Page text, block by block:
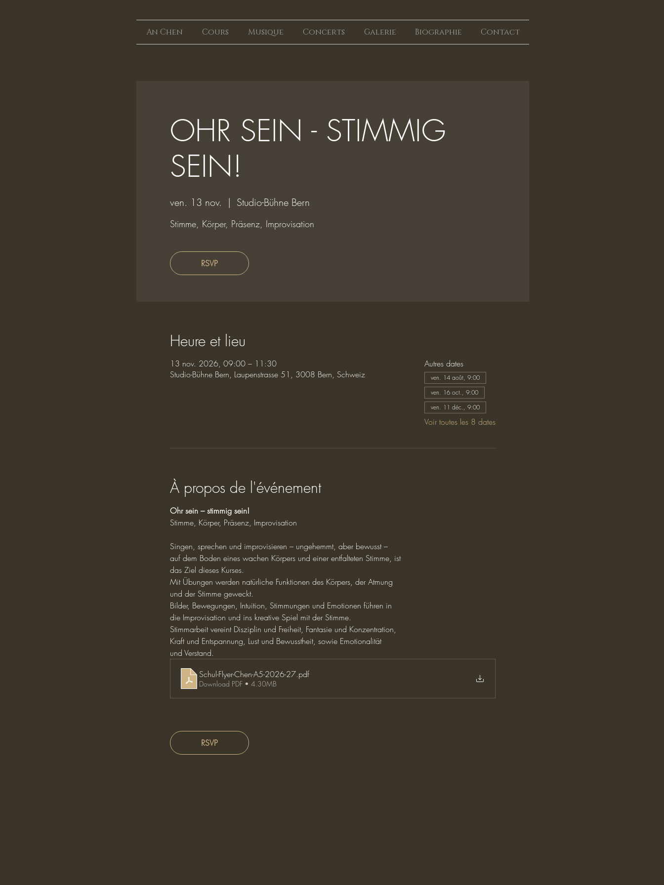
An Chen Cours Musique Concerts Galerie Biographie Contact
OHR SEIN - STIMMIG
SEIN!
ven. 13 nov.
  |
Studio-Bühne Bern
Stimme, Körper, Präsenz, Improvisation
RSVP
Heure et lieu
13 nov. 2026, 09:00 – 11:30
Studio-Bühne Bern, Laupenstrasse 51, 3008 Bern, Schweiz
Autres dates
ven. 14 août, 9:00
ven. 16 oct., 9:00
ven. 11 déc., 9:00
Voir toutes les 8 dates
À propos de l'événement
Ohr sein – stimmig sein!
Stimme, Körper, Präsenz, Improvisation
Singen, sprechen und improvisieren – ungehemmt, aber bewusst –
auf dem Boden eines wachen Körpers und einer entfalteten Stimme, ist
das Ziel dieses Kurses.
Mit Übungen werden natürliche Funktionen des Körpers, der Atmung
und der Stimme geweckt.
Bilder, Bewegungen, Intuition, Stimmungen und Emotionen führen in
die Improvisation und ins kreative Spiel mit der Stimme.
Stimmarbeit vereint Disziplin und Freiheit, Fantasie und Konzentration,
Kraft und Entspannung, Lust und Bewusstheit, sowie Emotionalität
und Verstand.
Schul-Flyer-Chen-A5-2026-27.pdf
Download PDF • 4.30MB
RSVP